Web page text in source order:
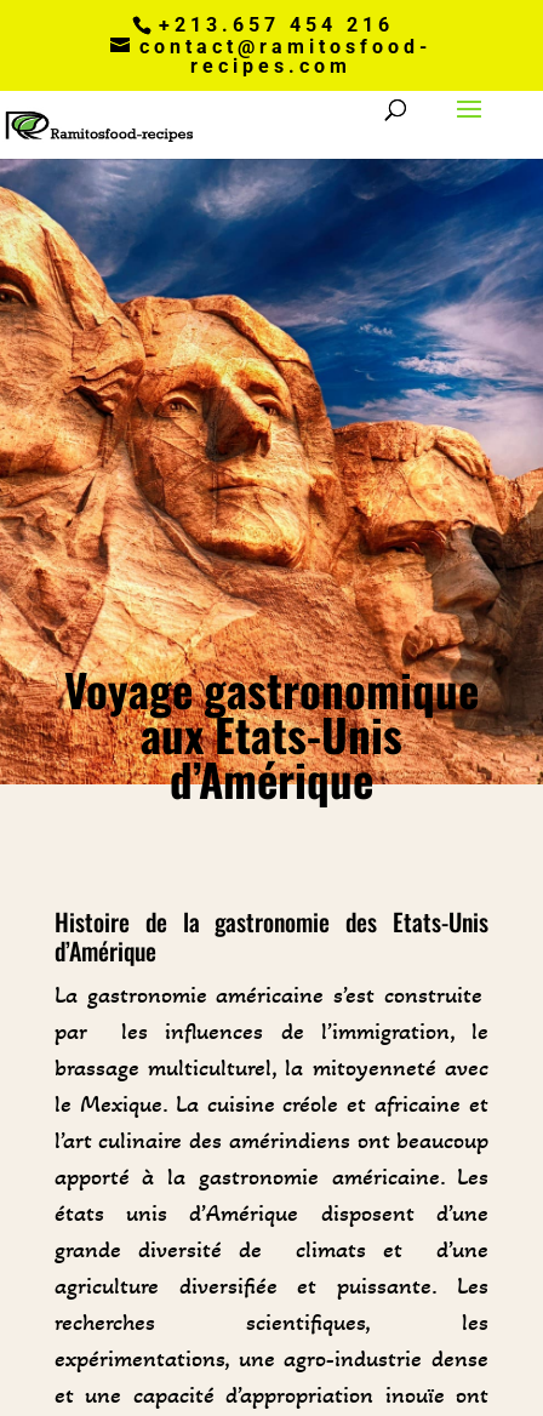
+213.657 454 216
contact@ramitosfood-
recipes.com
Voyage gastronomique
aux Etats-Unis
d’Amérique
Histoire de la gastronomie des Etats-Unis
d’Amérique
La gastronomie américaine s’est construite
par les influences de l’immigration, le
brassage multiculturel, la mitoyenneté avec
le Mexique. La cuisine créole et africaine et
l’art culinaire des amérindiens ont beaucoup
apporté à la gastronomie américaine. Les
états unis d’Amérique disposent d’une
grande diversité de climats et d’une
agriculture diversifiée et puissante. Les
recherches scientifiques, les
expérimentations, une agro-industrie dense
et une capacité d’appropriation inouïe ont